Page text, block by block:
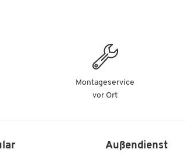
Montageservice
vor Ort
Außendienst